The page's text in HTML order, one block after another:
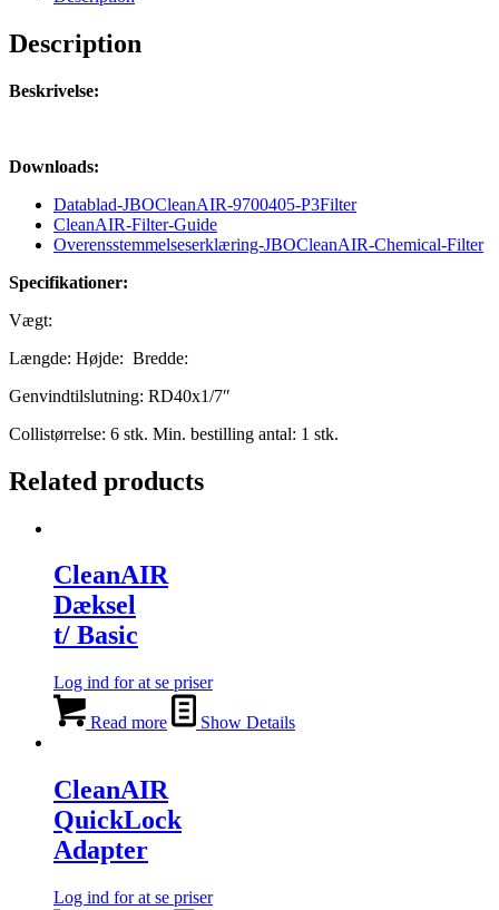
Description
Beskrivelse:
Downloads:
Datablad-JBOCleanAIR-9700405-P3Filter
CleanAIR-Filter-Guide
Overensstemmelseserklæring-JBOCleanAIR-Chemical-Filter
Specifikationer:
Vægt:
Længde: Højde: Bredde:
Genvindtilslutning: RD40x1/7″
Collistørrelse: 6 stk. Min. bestilling antal: 1 stk.
Related products
CleanAIR
Dæksel
t/ Basic
Log ind for at se priser
Read more Show Details
CleanAIR
QuickLock
Adapter
Log ind for at se priser